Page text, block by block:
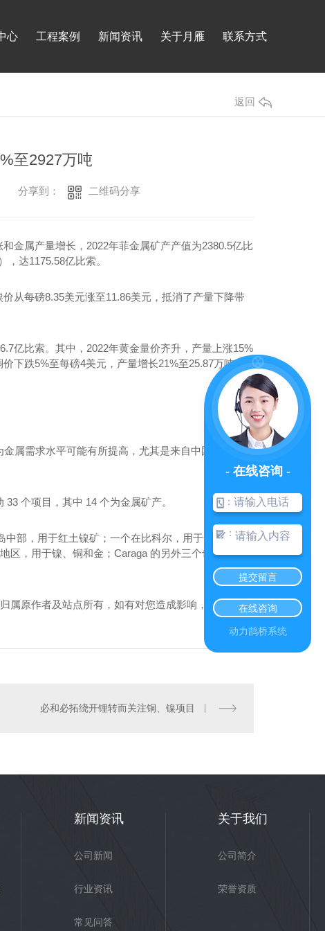
心 工程案例 新闻资讯 关于月雁 联系方式
返回
至2927万吨
分享到： 二维码分享
金属产量增长，2022年菲金属矿产产值为2380.5亿比
达1175.58亿比索。
从每磅8.35美元涨至11.86美元，抵消了产量下降带
亿比索。其中，2022年黄金量价齐升，产量上涨15%
下跌5%至每磅4美元，产量增长21%至25.87万吨。
属需求水平可能有所提高，尤其是来自中国的需求水
个项目，其中 14 个为金属矿产。
部，用于红土镍矿；一个在比科尔，用于金矿；一
区，用于镍、铜和金；Caraga 的另外三个也用于镍、
属原作者及站点所有，如有对您造成影响，请及时联
必和必拓绕开锂转而关注铜、镍项目
新闻资讯
公司新闻
行业资讯
常见问答
关于我们
公司简介
荣誉资质
- 在线咨询 -
：
：
提交留言
在线咨询
动力鹊桥系统